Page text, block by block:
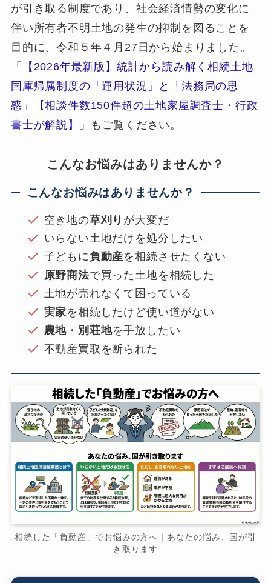
が引き取る制度であり、社会経済情勢の変化に
伴い所有者不明土地の発生の抑制を図ることを
目的に、令和５年４月27日から始まりました。
「
【2026年最新版】統計から読み解く相続土地
国庫帰属制度の「運用状況」と「法務局の思
惑」【相談件数150件超の土地家屋調査士・行政
書士が解説】
」もご覧ください。
こんなお悩みはありませんか？
こんなお悩みはありませんか？
空き地の草刈り が大変だ
いらない土地だけを処分したい
子どもに負動産を相続させたくない
原野商法で買った土地を相続した
土地が売れなくて困っている
実家を相続したけど使い道がない
農地 ・ 別荘地を手放したい
不動産買取を断られた
相続した「負動産」でお悩みの方へ｜あなたの悩み、国が引
き取ります